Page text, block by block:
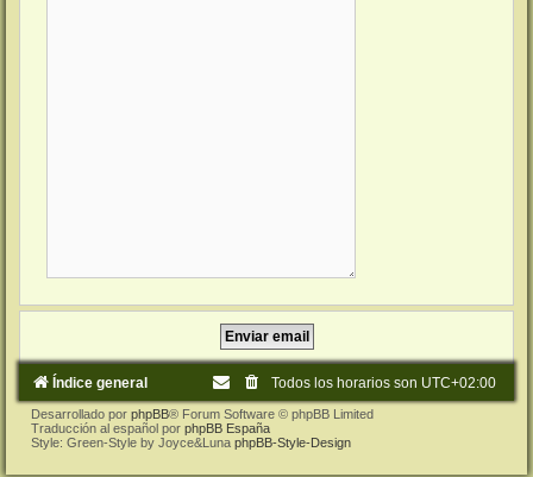
Índice general Todos los horarios son UTC+02:00
Desarrollado por phpBB® Forum Software © phpBB Limited
Traducción al español por phpBB España
Style: Green-Style by Joyce&Luna phpBB-Style-Design